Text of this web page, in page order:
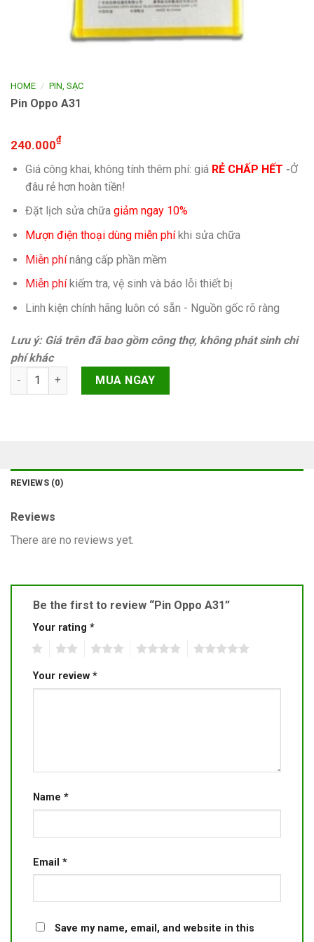
HOME / PIN, SẠC
Pin Oppo A31
240.000₫
Giá công khai, không tính thêm phí: giá RẺ CHẤP HẾT -Ở
đâu rẻ hơn hoàn tiền!
Đặt lịch sửa chữa giảm ngay 10%
Mượn điện thoại dùng miễn phíkhi sửa chữa
Miễn phínâng cấp phần mềm
Miễn phíkiếm tra, vệ sinh và báo lỗi thiết bị
Linh kiện chính hãng luôn có sẵn - Nguồn gốc rõ ràng
Lưu ý: Giá trên đã bao gồm công thợ, không phát sinh chi
phí khác
Pin Oppo A31 quantityMUA NGAY
REVIEWS (0)
Reviews
There are no reviews yet.
Be the first to review “Pin Oppo A31”
Your rating *
Your review *
Name *
Email *
Save my name, email, and website in this